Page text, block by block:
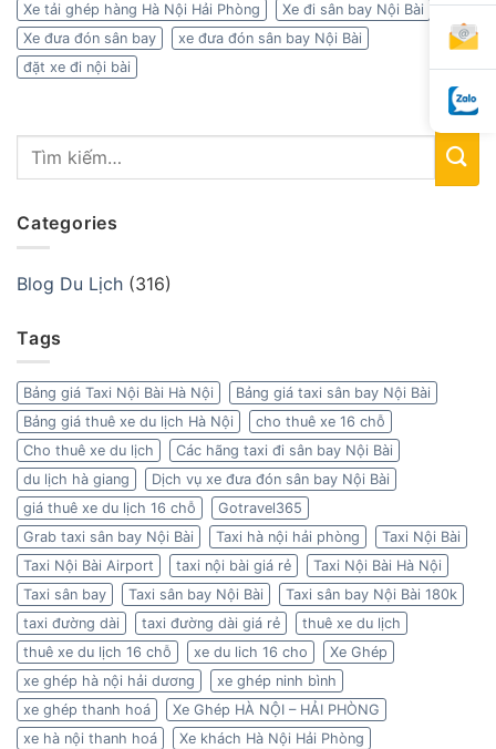
Xe tải ghép hàng Hà Nội Hải Phòng
Xe đi sân bay Nội Bài
Xe đưa đón sân bay
xe đưa đón sân bay Nội Bài
đặt xe đi nội bài
Categories
Blog Du Lịch (316)
Tags
Bảng giá Taxi Nội Bài Hà Nội
Bảng giá taxi sân bay Nội Bài
Bảng giá thuê xe du lịch Hà Nội
cho thuê xe 16 chỗ
Cho thuê xe du lịch
Các hãng taxi đi sân bay Nội Bài
du lịch hà giang
Dịch vụ xe đưa đón sân bay Nội Bài
giá thuê xe du lịch 16 chỗ
Gotravel365
Grab taxi sân bay Nội Bài
Taxi hà nội hải phòng
Taxi Nội Bài
Taxi Nội Bài Airport
taxi nội bài giá rẻ
Taxi Nội Bài Hà Nội
Taxi sân bay
Taxi sân bay Nội Bài
Taxi sân bay Nội Bài 180k
taxi đường dài
taxi đường dài giá rẻ
thuê xe du lịch
thuê xe du lịch 16 chỗ
xe du lich 16 cho
Xe Ghép
xe ghép hà nội hải dương
xe ghép ninh bình
xe ghép thanh hoá
Xe Ghép HÀ NỘI – HẢI PHÒNG
xe hà nội thanh hoá
Xe khách Hà Nội Hải Phòng